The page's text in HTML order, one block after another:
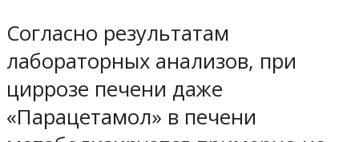
Согласно результатам
лабораторных анализов, при
циррозе печени даже
«Парацетамол» в печени